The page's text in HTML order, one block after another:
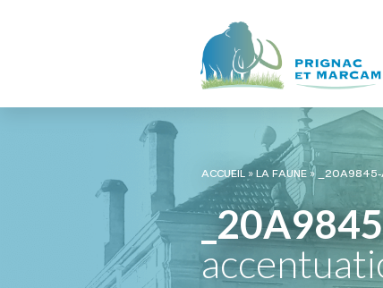
ACCUEIL»LA FAUNE» _20A9845-